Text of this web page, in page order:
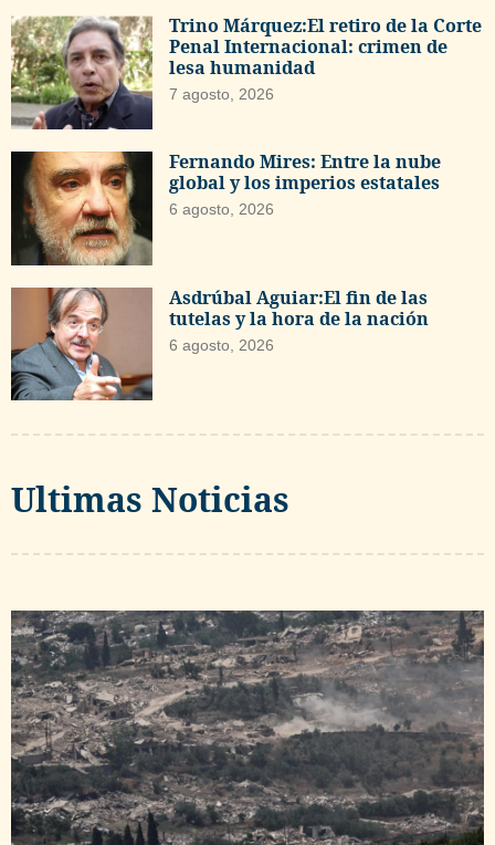
Trino Márquez:El retiro de la Corte
Penal Internacional: crimen de
lesa humanidad
7 agosto, 2026
Fernando Mires: Entre la nube
global y los imperios estatales
6 agosto, 2026
Asdrúbal Aguiar:El fin de las
tutelas y la hora de la nación
6 agosto, 2026
Ultimas Noticias